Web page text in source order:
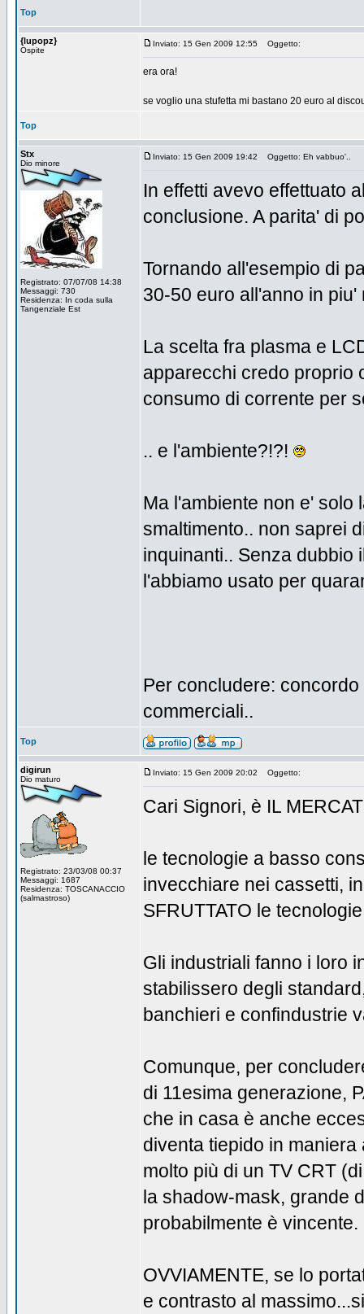
Top
{lupopz}
Ospite
Inviato: 15 Gen 2009 12:55 Oggetto:
era ora!
se voglio una stufetta mi bastano 20 euro al
Top
Stx
Dio minore
Registrato: 07/07/08 14:38
Messaggi: 730
Residenza: In coda sulla
Tangenziale Est
Inviato: 15 Gen 2009 19:42 Oggetto: Eh vabbuo'..
In effetti avevo effettuato
conclusione. A parita' di
Tornando all'esempio di
30-50 euro all'anno in
La scelta fra plasma e
apparecchi credo proprio
consumo di corrente per
.. e l'ambiente?!?!
Ma l'ambiente non e' solo
smaltimento.. non saprei
inquinanti.. Senza dubbio
l'abbiamo usato per
Per concludere:
commerciali..
Top
digirun
Dio maturo
Registrato: 23/03/08 00:37
Messaggi: 1687
Residenza: TOSCANACCIO
(salmastroso)
Inviato: 15 Gen 2009 20:02 Oggetto:
Cari Signori, è IL
le tecnologie a basso
invecchiare nei cassetti,
SFRUTTATO le
Gli industriali fanno i loro
stabilissero degli
banchieri e confindustrie
Comunque, per
di 11esima generazione,
che in casa è anche
diventa tiepido in
molto più di un TV CRT
la shadow-mask, grande
probabilmente è vincente.
OVVIAMENTE, se lo
e contrasto al